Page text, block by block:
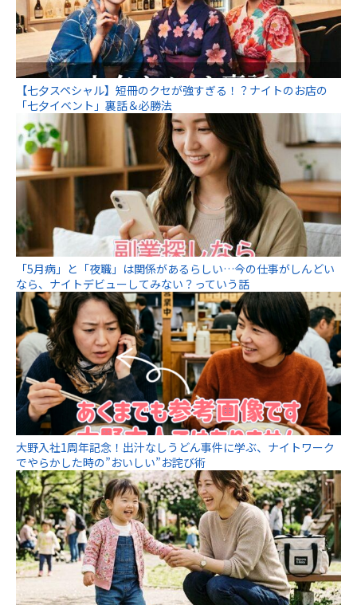
【七夕スペシャル】短冊のクセが強すぎる！？ナイトのお店の
「七夕イベント」裏話＆必勝法
「5月病」と「夜職」は関係があるらしい…今の仕事がしんどい
なら、ナイトデビューしてみない？っていう話
大野入社1周年記念！出汁なしうどん事件に学ぶ、ナイトワーク
でやらかした時の”おいしい”お詫び術